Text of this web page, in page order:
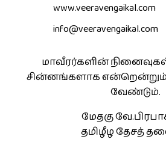
www.veeravengaikal.com
info@veeravengaikal.com
மாவீரர்களின்
சின்னங்களாக என்றென்றும்
வேண்டும்.
மேதகு
தமிழீழ தேசத்